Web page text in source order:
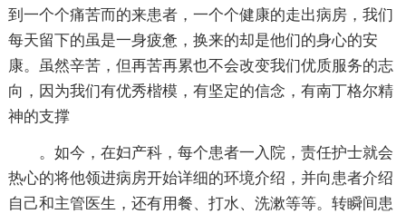
到一个个痛苦而的来患者，一个个健康的走出病房，我们
每天留下的虽是一身疲惫，换来的却是他们的身心的安
康。虽然辛苦，但再苦再累也不会改变我们优质服务的志
向，因为我们有优秀楷模，有坚定的信念，有南丁格尔精
神的支撑
。如今，在妇产科，每个患者一入院，责任护士就会
热心的将他领进病房开始详细的环境介绍，并向患者介绍
自己和主管医生，还有用餐、打水、洗漱等等。转瞬间患